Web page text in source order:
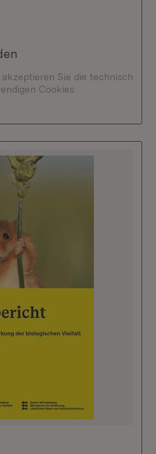
akzeptieren Sie die technisch
Cookies